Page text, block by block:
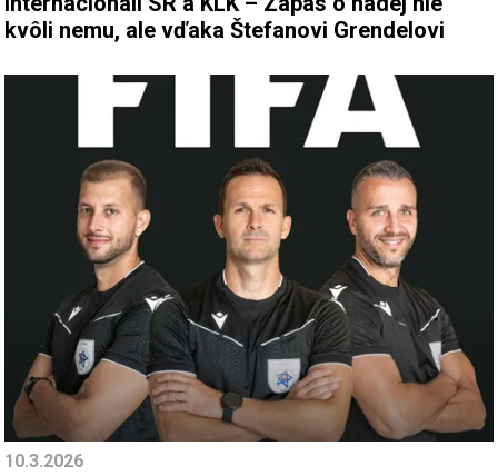
kvôli nemu, ale vďaka Štefanovi Grendelovi
10.3.2026